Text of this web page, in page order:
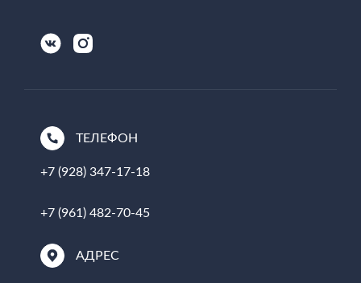
ТЕЛЕФОН
+7 (928) 347-17-18
+7 (961) 482-70-45
АДРЕС